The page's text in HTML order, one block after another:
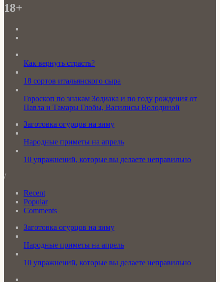
18+
Как вернуть страсть?
18 сортов итальянского сыра
Гороскоп по знакам Зодиака и по году рождения от
Павла и Тамары Глобы, Василисы Володиной
Заготовка огурцов на зиму
Народные приметы на апрель
10 упражнений, которые вы делаете неправильно
/
Recent
Popular
Comments
Заготовка огурцов на зиму
Народные приметы на апрель
10 упражнений, которые вы делаете неправильно